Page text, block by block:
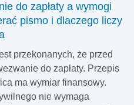
do zapłaty a wymogi
pismo i dlaczego liczy
przekonanych, że przed
do zapłaty. Przepis
ma wymiar finansowy.
nie wymaga